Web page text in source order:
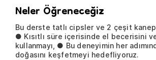
Neler Öğreneceğiz
Bu derste tatlı cipsler ve 2 çeşit
● Kısıtlı süre içerisinde el becerisini ve
kullanmayı, ● Bu deneyimin her
doğasını keşfetmeyi hedefliyoruz.